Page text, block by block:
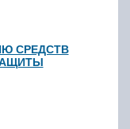
СРЕДСТВ